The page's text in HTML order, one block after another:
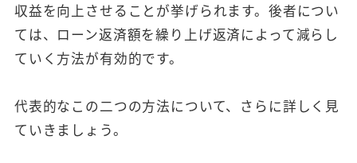
収益を向上させることが挙げられます。後者につい
ては、ローン返済額を繰り上げ返済によって減らし
ていく方法が有効的です。
代表的なこの二つの方法について、さらに詳しく見
ていきましょう。